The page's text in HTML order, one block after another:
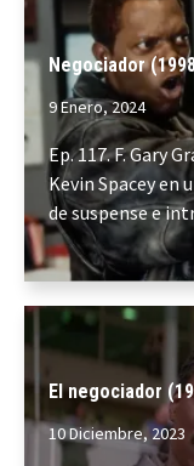
Negociador
9 Enero, 2024
Ep. 117. F. Gary
Kevin Spacey
de suspense e
El negociador
10 Diciembre, 2023